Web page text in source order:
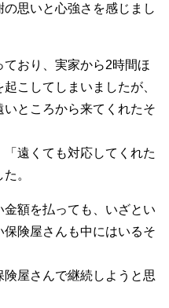
思いと心強さを感じまし
おり、実家から2時間ほ
こしてしまいましたが、
ところから来てくれたそ
遠くても対応してくれた
。
額を払っても、いざとい
険屋さんも中にはいるそ
屋さんで継続しようと思